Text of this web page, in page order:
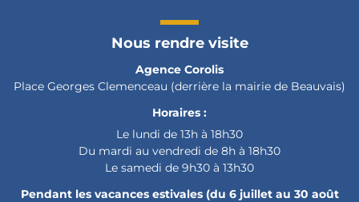
Nous rendre visite
Agence Corolis
Place Georges Clemenceau (derrière la mairie de Beauvais)
Horaires :
Le lundi de 13h à 18h30
Du mardi au vendredi de 8h à 18h30
Le samedi de 9h30 à 13h30
Pendant les vacances estivales (du 6 juillet au 30 août